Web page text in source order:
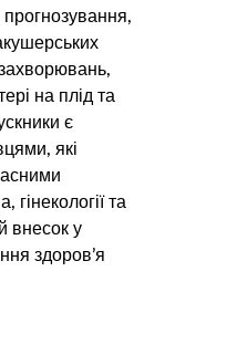
на плід та
є
які
гінекології та
внесок у
здоров’я